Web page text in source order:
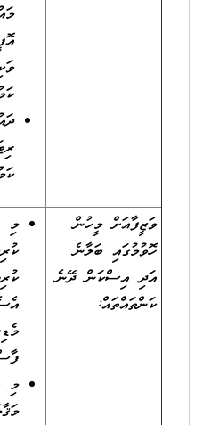
ވަޒީފާއަށް މީހުން
ހޮވުމުގައި ބަލާނެ
އަދި އިސްކަން ދޭނެ
ކަންތައްތައް:
މި
މި